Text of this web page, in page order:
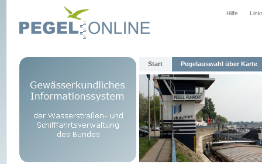
Hilfe
Start Pegelauswahl über Karte